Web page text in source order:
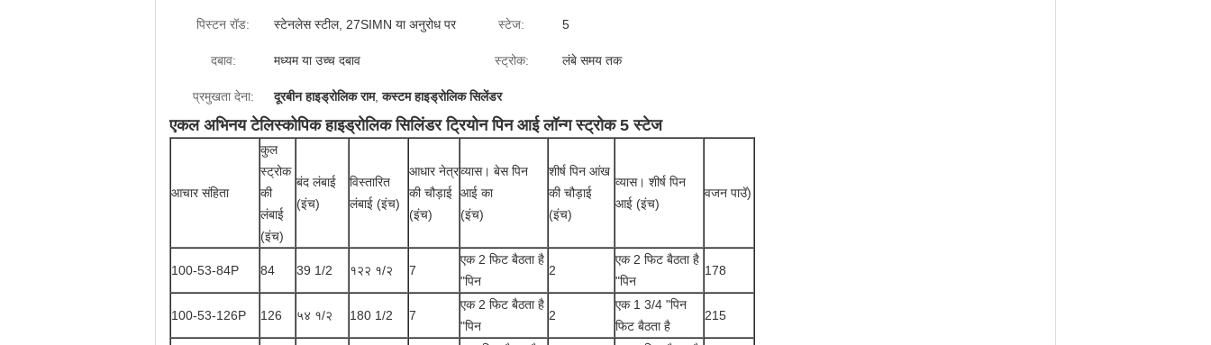
पिस्टन रॉड: स्टेनलेस स्टील, 27SIMN या अनुरोध पर स्टेज: 5
दबाव: मध्यम या उच्च दबाव स्ट्रोक: लंबे समय तक
प्रमुखता देना: दूरबीन हाइड्रोलिक राम,कस्टम हाइड्रोलिक सिलेंडर
एकल अभिनय टेलिस्कोपिक हाइड्रोलिक सिलिंडर ट्रियोन पिन आई लॉन्ग स्ट्रोक 5 स्टेज
आचार संहिता
कुल
स्ट्रोक
की
लंबाई
(इंच)
बंद लंबाई
(इंच)
विस्तारित
लंबाई (इंच)
आधार नेत्र
की चौड़ाई
(इंच)
व्यास। बेस पिन
आई का
(इंच)
शीर्ष पिन आंख
की चौड़ाई
(इंच)
व्यास। शीर्ष पिन
आई (इंच)
वजन पाउॅ)
100-53-84P 84 39 1/2 १२२ १/२ 7
एक 2 फिट बैठता है
"पिन
2
एक 2 फिट बैठता है
"पिन
178
100-53-126P 126 ५४ १/२ 180 1/2 7
एक 2 फिट बैठता है
"पिन
2
एक 1 3/4 "पिन
फिट बैठता है
215